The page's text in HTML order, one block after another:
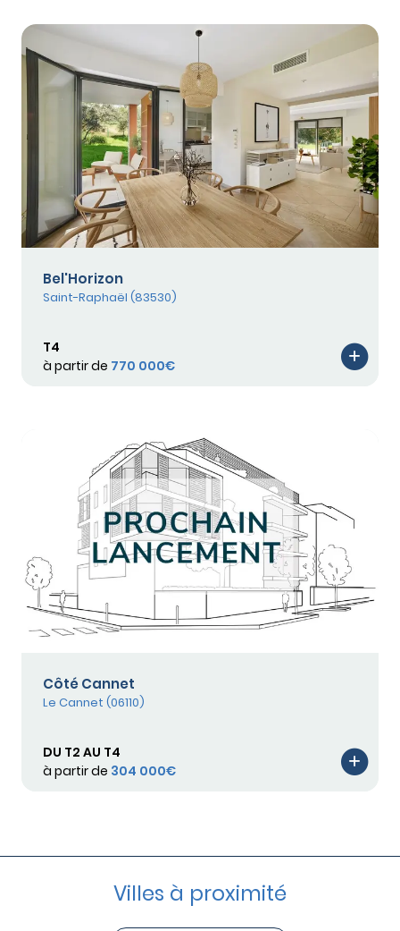
Bel'Horizon
Saint-Raphaël (83530)
T4
à partir de 770 000€
Côté Cannet
Le Cannet (06110)
DU T2 AU T4
à partir de 304 000€
Villes à proximité